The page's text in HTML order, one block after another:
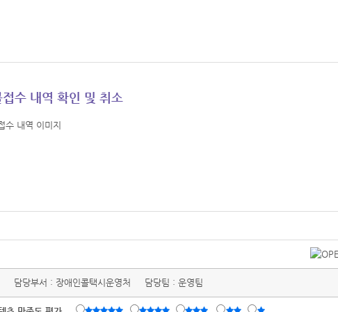
접수 내역 확인 및 취소
담당부서 : 장애인콜택시운영처 담당팀 : 운영팀